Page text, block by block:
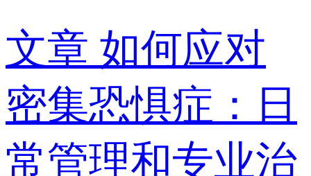
文章 如何应对
密集恐惧症：日
常管理和专业治